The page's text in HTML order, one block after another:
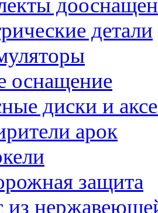
детали
оснащение
диски и
арок
защита
из